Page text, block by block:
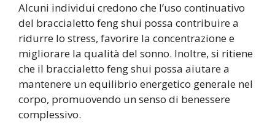
Alcuni individui credono che l’uso continuativo
del braccialetto feng shui possa contribuire a
ridurre lo stress, favorire la concentrazione e
migliorare la qualità del sonno. Inoltre, si ritiene
che il braccialetto feng shui possa aiutare a
mantenere un equilibrio energetico generale nel
corpo, promuovendo un senso di benessere
complessivo.